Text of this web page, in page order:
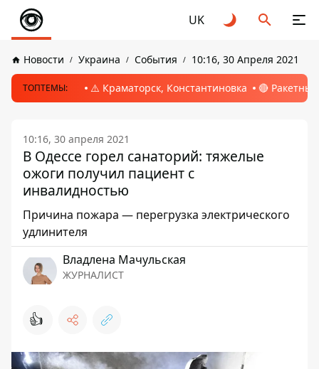
UK
Новости Украина События 10:16, 30 Апреля 2021
ТОПТЕМЫ: ⚠️ Краматорск, Константиновка 🔴
10:16, 30 апреля 2021
В Одессе горел санаторий: тяжелые
ожоги получил пациент с
инвалидностью
Причина пожара — перегрузка электрического
удлинителя
Владлена Мачульская
ЖУРНАЛИСТ
👍